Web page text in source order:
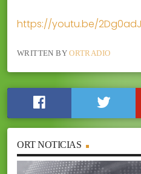
https://youtu.be/
WRITTEN BYORTRADIO
ORT NOTICIAS